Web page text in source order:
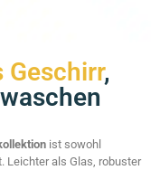
Geschirr,
ist sowohl
Leichter als Glas, robuster